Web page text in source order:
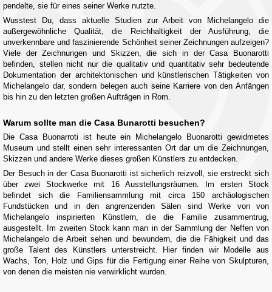
pendelte, sie für eines seiner Werke nutzte.
Wusstest Du, dass aktuelle Studien zur Arbeit von Michelangelo die
außergewöhnliche Qualität, die Reichhaltigkeit der Ausführung, die
unverkennbare und faszinierende Schönheit seiner Zeichnungen aufzeigen?
Viele der Zeichnungen und Skizzen, die sich in der Casa Buonarotti
befinden, stellen nicht nur die qualitativ und quantitativ sehr bedeutende
Dokumentation der architektonischen und künstlerischen Tätigkeiten von
Michelangelo dar, sondern belegen auch seine Karriere von den Anfängen
bis hin zu den letzten großen Aufträgen in Rom.
Warum sollte man die Casa Bunarotti besuchen?
Die Casa Buonarroti ist heute ein Michelangelo Buonarotti gewidmetes
Museum und stellt einen sehr interessanten Ort dar um die Zeichnungen,
Skizzen und andere Werke dieses großen Künstlers zu entdecken.
Der Besuch in der Casa Buonarotti ist sicherlich reizvoll, sie erstreckt sich
über zwei Stockwerke mit 16 Ausstellungsräumen. Im ersten Stock
befindet sich die Familiensammlung mit circa 150 archäologischen
Fundstücken und in den angrenzenden Sälen sind Werke von von
Michelangelo inspirierten Künstlern, die die Familie zusammentrug,
ausgestellt. Im zweiten Stock kann man in der Sammlung der Neffen von
Michelangelo die Arbeit sehen und bewundern, die die Fähigkeit und das
große Talent des Künstlers unterstreicht. Hier finden wir Modelle aus
Wachs, Ton, Holz und Gips für die Fertigung einer Reihe von Skulpturen,
von denen die meisten nie verwirklicht wurden.